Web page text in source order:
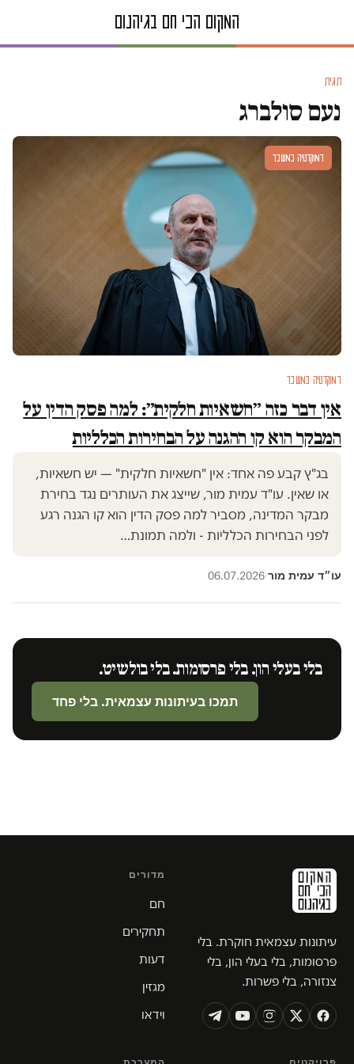
תגית
נעם סולברג
דמוקרטיה במשבר
דמוקרטיה במשבר
אין דבר כזה ״חשאיות חלקית״: למה פסק הדין על
המבקר הוא קו ההגנה על הבחירות הכלליות
בג"ץ קבע פה אחד: אין "חשאיות חלקית" — יש חשאיות,
או שאין. עו"ד עמית מור, שייצג את העותרים נגד בחירת
מבקר המדינה, מסביר למה פסק הדין הוא קו הגנה רגע
לפני הבחירות הכלליות - ולמה תמונת…
עו״ד עמית מור·
06.07.2026
בלי בעלי הון. בלי פרסומות. בלי בולשיט.
תמכו בעיתונות עצמאית. בלי פחד
עיתונות עצמאית חוקרת. בלי
פרסומות, בלי בעלי הון, בלי
צנזורה, בלי פשרות.
מדורים
חם
תחקירים
דעות
מגזין
וידאו